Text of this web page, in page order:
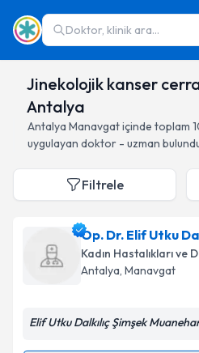
Doktor, klinik ara...
Jinekolojik kanser
Antalya
Antalya Manavgatiçinde toplam
uygulayan doktor - uzman
Filtrele
Op. Dr. Elif Utku
Kadın Hastalıkları ve
Antalya, Manavgat
Elif Utku Dalkılıç Şimşek